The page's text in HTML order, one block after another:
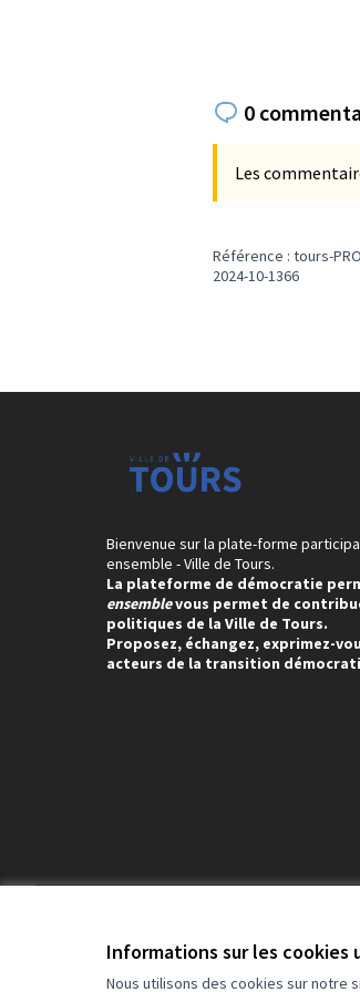
Informations sur les cookies
Nous utilisons des cookies sur notre
0
Les
Référence : tours-
2024-10-1366
Bienvenue sur la plate-forme
ensemble - Ville de Tours.
La plateforme de démocratie
ensemblevous permet de
politiques de la Ville de Tours.
Proposez, échangez, exprimez-
acteurs de la transition